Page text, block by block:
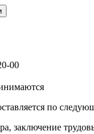
по
заключение